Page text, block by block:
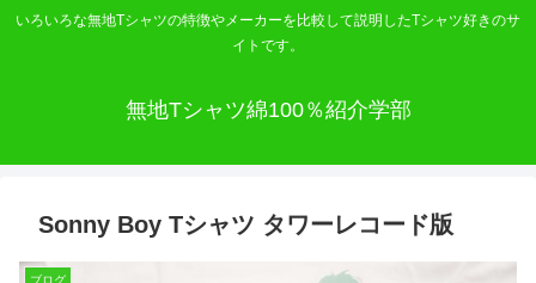
いろいろな無地Tシャツの特徴やメーカーを比較して説明したTシャツ好きのサ
イトです。
無地Tシャツ綿100％紹介学部
Sonny Boy Tシャツ タワーレコード版